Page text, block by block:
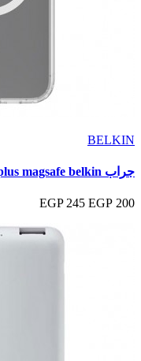
BELKIN
جراب iphone 14 plus magsafe belkin ظهر شفاف
200 EGP
245 EGP